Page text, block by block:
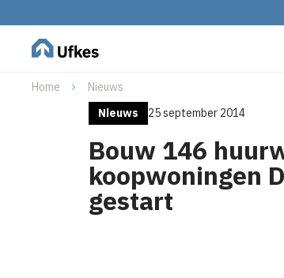
Home
Nieuws
Nieuws
25 september 2014
Bouw 146
koopwoningen
gestart